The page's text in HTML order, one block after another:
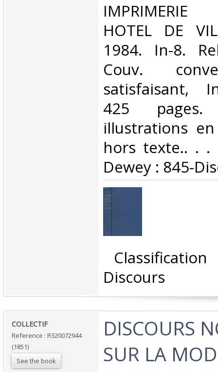
‎IMPRIMERIE
HOTEL DE
1984. In-8.
Couv.
satisfaisant,
425 pages.
illustrations
hors texte.. . .
Dewey : 845-
Discours‎
‎COLLECTIF‎
Reference : R320072944
(1851)
See the book
‎DISCOURS
SUR LA